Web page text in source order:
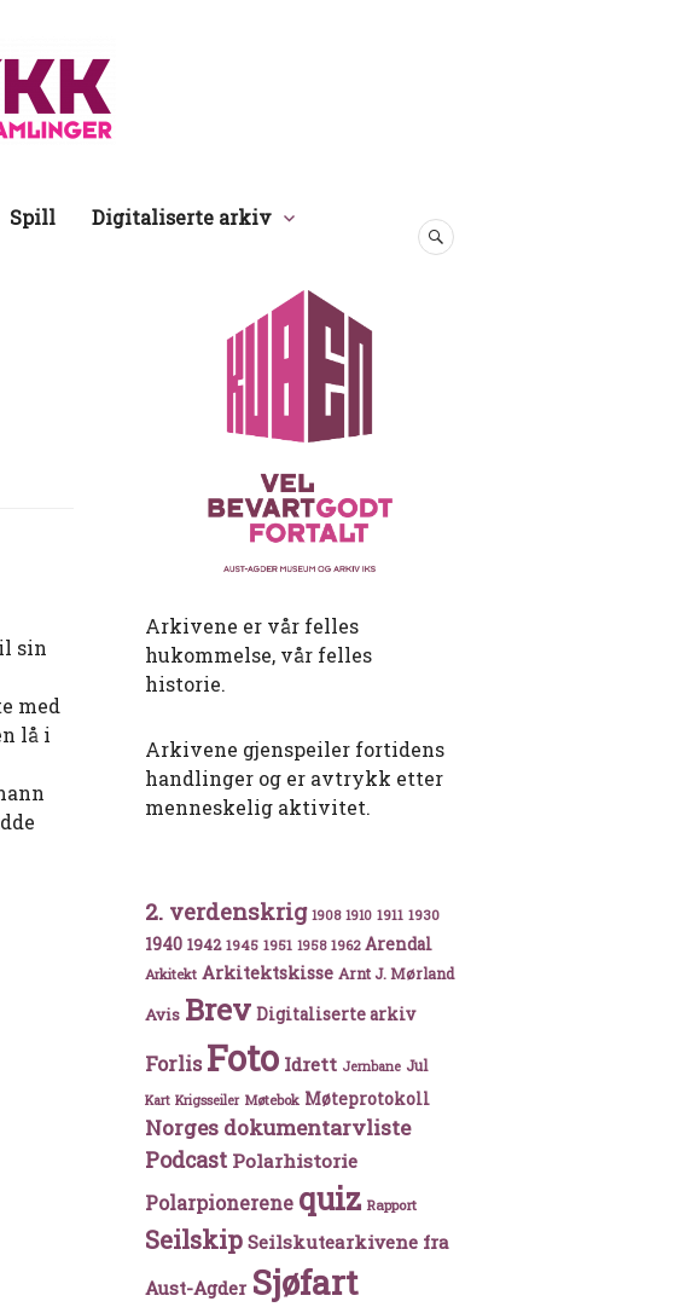
Spill
Digitaliserte arkiv
SØK
sin
med
lå i
til kokk
Arkivene er vår felles
hukommelse, vår felles
historie.
Arkivene gjenspeiler fortidens
handlinger og er avtrykk etter
menneskelig aktivitet.
2. verdenskrig 1908 1910 1911 1930
1940 1942 1945 1951 1958 1962 Arendal
Arkitekt Arkitektskisse Arnt J. Mørland
Avis Brev Digitaliserte arkiv
Forlis Foto Idrett Jernbane Jul
Kart Krigsseiler Møtebok Møteprotokoll
Norges dokumentarvliste
Podcast Polarhistorie
Polarpionerene quiz Rapport
Seilskip Seilskutearkivene fra
Aust-Agder Sjøfart